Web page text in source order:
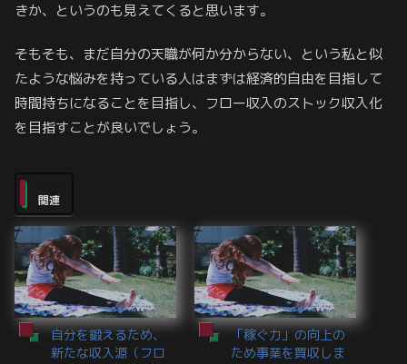
きか、というのも見えてくると思います。
そもそも、まだ自分の天職が何か分からない、という私と似
たような悩みを持っている人はまずは経済的自由を目指して
時間持ちになることを目指し、フロー収入のストック収入化
を目指すことが良いでしょう。
関連
自分を鍛えるため、
新たな収入源（フロ
「稼ぐ力」の向上の
ため事業を買収しま